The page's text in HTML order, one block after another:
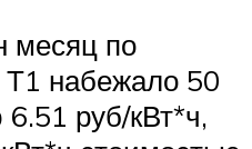
месяц по
набежало 50
руб/кВт*ч,